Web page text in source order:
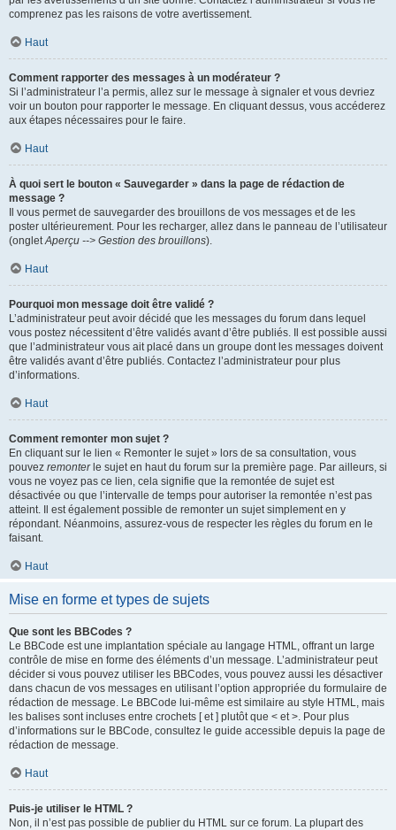
comprenez pas les raisons de votre avertissement.
Haut
Comment rapporter des messages à un modérateur ?
Si l’administrateur l’a permis, allez sur le message à signaler et vous devriez
voir un bouton pour rapporter le message. En cliquant dessus, vous accéderez
aux étapes nécessaires pour le faire.
Haut
À quoi sert le bouton « Sauvegarder » dans la page de rédaction de
message ?
Il vous permet de sauvegarder des brouillons de vos messages et de les
poster ultérieurement. Pour les recharger, allez dans le panneau de l’utilisateur
(ongletAperçu --> Gestion des brouillons).
Haut
Pourquoi mon message doit être validé ?
L’administrateur peut avoir décidé que les messages du forum dans lequel
vous postez nécessitent d’être validés avant d’être publiés. Il est possible aussi
que l’administrateur vous ait placé dans un groupe dont les messages doivent
être validés avant d’être publiés. Contactez l’administrateur pour plus
d’informations.
Haut
Comment remonter mon sujet ?
En cliquant sur le lien « Remonter le sujet » lors de sa consultation, vous
pouvez remonterle sujet en haut du forum sur la première page. Par ailleurs, si
vous ne voyez pas ce lien, cela signifie que la remontée de sujet est
désactivée ou que l’intervalle de temps pour autoriser la remontée n’est pas
atteint. Il est également possible de remonter un sujet simplement en y
répondant. Néanmoins, assurez-vous de respecter les règles du forum en le
faisant.
Haut
Mise en forme et types de sujets
Que sont les BBCodes ?
Le BBCode est une implantation spéciale au langage HTML, offrant un large
contrôle de mise en forme des éléments d’un message. L’administrateur peut
décider si vous pouvez utiliser les BBCodes, vous pouvez aussi les désactiver
dans chacun de vos messages en utilisant l’option appropriée du formulaire de
rédaction de message. Le BBCode lui-même est similaire au style HTML, mais
les balises sont incluses entre crochets [ et ] plutôt que < et >. Pour plus
d’informations sur le BBCode, consultez le guide accessible depuis la page de
rédaction de message.
Haut
Puis-je utiliser le HTML ?
Non, il n’est pas possible de publier du HTML sur ce forum. La plupart des